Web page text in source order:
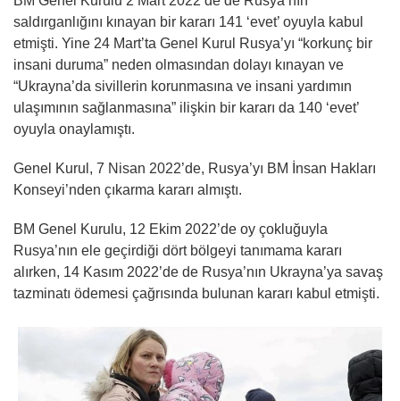
saldırganlığını kınayan bir kararı 141 ‘evet’ oyuyla kabul
etmişti. Yine 24 Mart’ta Genel Kurul Rusya’yı “korkunç bir
insani duruma” neden olmasından dolayı kınayan ve
“Ukrayna’da sivillerin korunmasına ve insani yardımın
ulaşımının sağlanmasına” ilişkin bir kararı da 140 ‘evet’
oyuyla onaylamıştı.
Genel Kurul, 7 Nisan 2022’de, Rusya’yı BM İnsan Hakları
Konseyi’nden çıkarma kararı almıştı.
BM Genel Kurulu, 12 Ekim 2022’de oy çokluğuyla
Rusya’nın ele geçirdiği dört bölgeyi tanımama kararı
alırken, 14 Kasım 2022’de de Rusya’nın Ukrayna’ya savaş
tazminatı ödemesi çağrısında bulunan kararı kabul etmişti.